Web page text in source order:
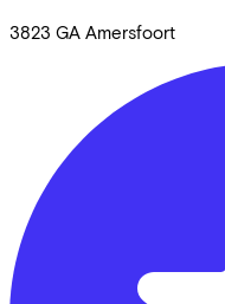
3823 GA Amersfoort